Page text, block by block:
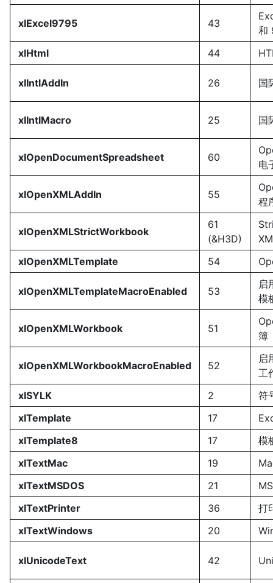
xlExcel9795 43
和
xlHtml
44
xlIntlAddIn 26 国
xlIntlMacro 25 国
xlOpenDocumentSpreadsheet 60
电
xlOpenXMLAddIn 55
程
xlOpenXMLStrictWorkbook
61
(&H3D)
xlOpenXMLTemplate
54
xlOpenXMLTemplateMacroEnabled 53
启
模
xlOpenXMLWorkbook 51
簿
xlOpenXMLWorkbookMacroEnabled 52
启
工
xlSYLK
2
符
xlTemplate
17
xlTemplate8
17
模
xlTextMac
19
xlTextMSDOS
21
xlTextPrinter
36
打
xlTextWindows
20
xlUnicodeText 42